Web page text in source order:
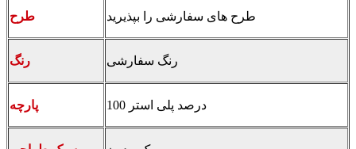
طرح طرح های سفارشی را بپذیرید
رنگ رنگ سفارشی
پارچه 100 درصد پلی استر